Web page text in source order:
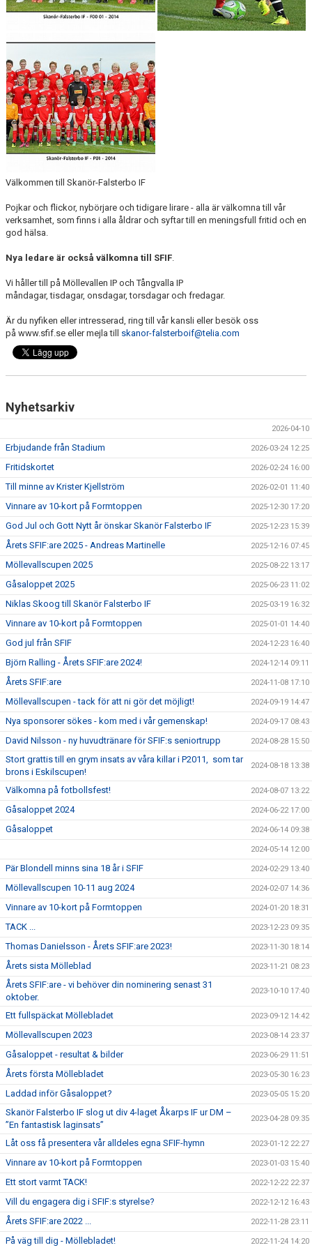
MÖLLEBLADET
SFIF PROFILER & MINNEN
BILDGALLERI
GÅSALOPPET
HITTA HIT
FÖRSÄKRING
BLI STÖDMEDLEM
MEDLEMSERBJUDANDEN
TRÄNINGSTIPS
SFIF-HYMNEN
INFO MÖTANDE UNGDOMSLAG
Välkommen till Skanör-Falsterbo IF
Pojkar och flickor, nybörjare och tidigare lirare - alla är välkomna till vår
verksamhet, som finns i alla åldrar och syftar till en meningsfull fritid och en
god hälsa.
Nya ledare är också välkomna till SFIF.
Vi håller till på Möllevallen IP och Tångvalla IP
måndagar, tisdagar, onsdagar, torsdagar och fredagar.
Är du nyfiken eller intresserad, ring till vår kansli eller besök oss
på www.sfif.se eller mejla till skanor-falsterboif@telia.com
Nyhetsarkiv
2026-04-10
Erbjudande från Stadium 2026-03-24 12:25
Fritidskortet 2026-02-24 16:00
Till minne av Krister Kjellström 2026-02-01 11:40
Vinnare av 10-kort på Formtoppen 2025-12-30 17:20
God Jul och Gott Nytt år önskar Skanör Falsterbo IF 2025-12-23 15:39
Årets SFIF:are 2025 - Andreas Martinelle 2025-12-16 07:45
Möllevallscupen 2025 2025-08-22 13:17
Gåsaloppet 2025 2025-06-23 11:02
Niklas Skoog till Skanör Falsterbo IF 2025-03-19 16:32
Vinnare av 10-kort på Formtoppen 2025-01-01 14:40
God jul från SFIF 2024-12-23 16:40
Björn Ralling - Årets SFIF:are 2024! 2024-12-14 09:11
Årets SFIF:are 2024-11-08 17:10
Möllevallscupen - tack för att ni gör det möjligt! 2024-09-19 14:47
Nya sponsorer sökes - kom med i vår gemenskap! 2024-09-17 08:43
David Nilsson - ny huvudtränare för SFIF:s seniortrupp 2024-08-28 15:50
Stort grattis till en grym insats av våra killar i P2011, som tar
brons i Eskilscupen!
2024-08-18 13:38
Välkomna på fotbollsfest! 2024-08-07 13:22
Gåsaloppet 2024 2024-06-22 17:00
Gåsaloppet 2024-06-14 09:38
2024-05-14 12:00
Pär Blondell minns sina 18 år i SFIF 2024-02-29 13:40
Möllevallscupen 10-11 aug 2024 2024-02-07 14:36
Vinnare av 10-kort på Formtoppen 2024-01-20 18:31
TACK ... 2023-12-23 09:35
Thomas Danielsson - Årets SFIF:are 2023! 2023-11-30 18:14
Årets sista Mölleblad 2023-11-21 08:23
Årets SFIF:are - vi behöver din nominering senast 31
oktober.
2023-10-10 17:40
Ett fullspäckat Möllebladet 2023-09-12 14:42
Möllevallscupen 2023 2023-08-14 23:37
Gåsaloppet - resultat & bilder 2023-06-29 11:51
Årets första Möllebladet 2023-05-30 16:23
Laddad inför Gåsaloppet? 2023-05-05 15:20
Skanör Falsterbo IF slog ut div 4-laget Åkarps IF ur DM –
”En fantastisk laginsats”
2023-04-28 09:35
Låt oss få presentera vår alldeles egna SFIF-hymn 2023-01-12 22:27
Vinnare av 10-kort på Formtoppen 2023-01-03 15:40
Ett stort varmt TACK! 2022-12-22 22:37
Vill du engagera dig i SFIF:s styrelse? 2022-12-12 16:43
Årets SFIF:are 2022 ... 2022-11-28 23:11
På väg till dig - Möllebladet! 2022-11-24 14:20